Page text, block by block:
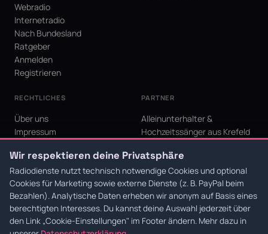
Webradio
Internetradio
Nach Bundesland
Ratgeber
Anmelden
Registrieren
RECHTLICHES
Über uns
Impressum
AGB
Cookie-Einstellungen
PARTNER
Alleinunterhalter &
Hochzeitssänger aus Krefeld
Krefeld für den Niederrhein
© 2026 Radiodienste. Alle Rechte vorbehalten.·Datenschutz·AGB·
Wir respektieren deine Privatsphäre
Radiodienste nutzt technisch notwendige Cookies und optional
Cookies für Marketing sowie externe Dienste (z. B. PayPal beim
Bezahlen). Analytische Daten erheben wir anonym auf Basis eines
berechtigten Interesses. Du kannst deine Auswahl jederzeit über
den Link „Cookie-Einstellungen" im Footer ändern. Mehr dazu in